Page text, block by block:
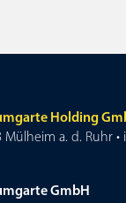
Holding
Mülheim a. d. Ruhr •
GmbH